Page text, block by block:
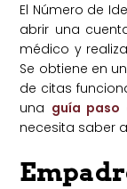
El Número de
abrir una
médico y
Se obtiene en
de citas
una guía paso
necesita saber